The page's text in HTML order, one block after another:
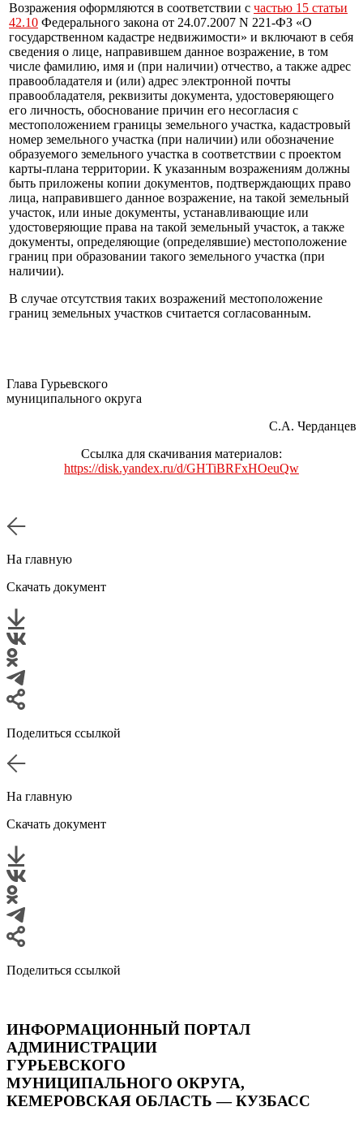
Возражения оформляются в соответствии с частью 15 статьи
42.10 Федерального закона от 24.07.2007 N 221-ФЗ «О
государственном кадастре недвижимости» и включают в себя
сведения о лице, направившем данное возражение, в том
числе фамилию, имя и (при наличии) отчество, а также адрес
правообладателя и (или) адрес электронной почты
правообладателя, реквизиты документа, удостоверяющего
его личность, обоснование причин его несогласия с
местоположением границы земельного участка, кадастровый
номер земельного участка (при наличии) или обозначение
образуемого земельного участка в соответствии с проектом
карты-плана территории. К указанным возражениям должны
быть приложены копии документов, подтверждающих право
лица, направившего данное возражение, на такой земельный
участок, или иные документы, устанавливающие или
удостоверяющие права на такой земельный участок, а также
документы, определяющие (определявшие) местоположение
границ при образовании такого земельного участка (при
наличии).
В случае отсутствия таких возражений местоположение
границ земельных участков считается согласованным.
Глава Гурьевского
муниципального округа
С.А. Черданцев
Ссылка для скачивания материалов:
https://disk.yandex.ru/d/GHTiBRFxHOeuQw
На главную
Скачать документ
Поделиться ссылкой
На главную
Скачать документ
Поделиться ссылкой
ИНФОРМАЦИОННЫЙ ПОРТАЛ
АДМИНИСТРАЦИИ
ГУРЬЕВСКОГО
МУНИЦИПАЛЬНОГО ОКРУГА,
КЕМЕРОВСКАЯ ОБЛАСТЬ — КУЗБАСС